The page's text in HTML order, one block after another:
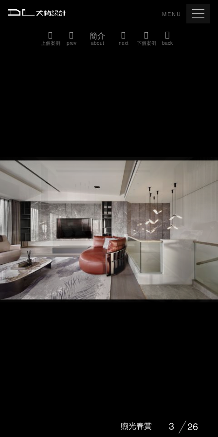
MENU
上個案例 prev
簡介
about next 下個案例 back
煦光春賞 3 26